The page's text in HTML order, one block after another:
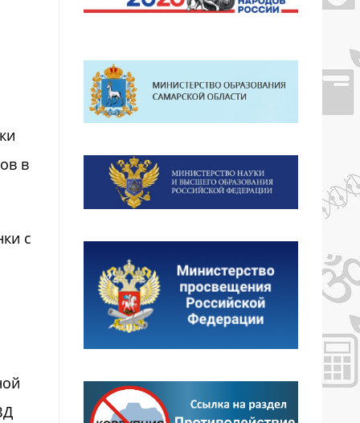
в
с